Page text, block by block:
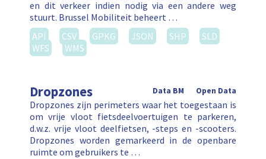
en dit verkeer indien nodig via een andere weg
stuurt. Brussel Mobiliteit beheert …
API
CSV GPKG JSON SHP
SLD
WFS
WMS
Dropzones Open Data
Data BM
Dropzones zijn perimeters waar het toegestaan is
om vrije vloot fietsdeelvoertuigen te parkeren,
d.w.z. vrije vloot deelfietsen, -steps en -scooters.
Dropzones worden gemarkeerd in de openbare
ruimte om gebruikers te …